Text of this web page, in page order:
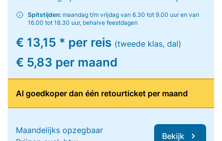
Spitstijden: maandag t/m vrijdag van 6.30 tot 9.00 uur en van
16.00 tot 18.30 uur, behalve feestdagen
€ 13,15 * per reis (tweede klas, dal)
€ 5,83 per maand
Al goedkoper dan één retourticket per maand
Maandelijks opzegbaar
Bekijk